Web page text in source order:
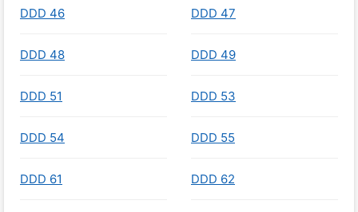
DDD 46 DDD 47
DDD 48 DDD 49
DDD 51 DDD 53
DDD 54 DDD 55
DDD 61 DDD 62